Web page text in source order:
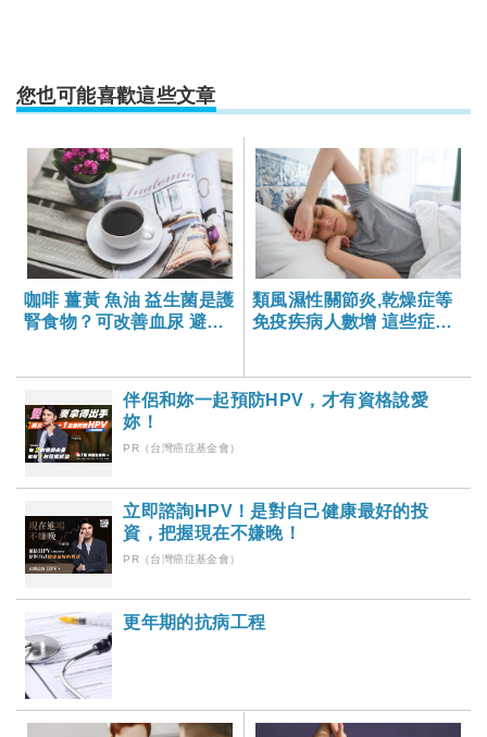
您也可能喜歡這些文章
咖啡 薑黃 魚油 益生菌是護
腎食物？可改善血尿 避免
類風濕性關節炎,乾燥症等
免疫疾病人數增 這些症狀
伴侶和妳一起預防HPV，才有資格說愛
妳！
PR（台灣癌症基金會）
立即諮詢HPV！是對自己健康最好的投
資，把握現在不嫌晚！
PR（台灣癌症基金會）
更年期的抗病工程